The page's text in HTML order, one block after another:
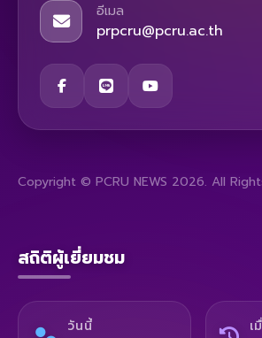
อีเมล
prpcru@pcru.ac.th
Copyright © PCRU NEWS 2026. All
สถิติผู้เยี่ยมชม
วันนี้ เ